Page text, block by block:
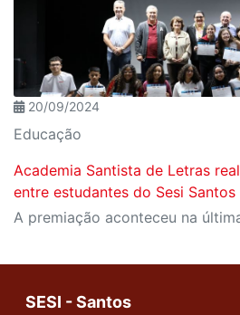
20/09/2024
Educação
Academia Santista de Letras
entre estudantes do Sesi Santos
SESI - Santos